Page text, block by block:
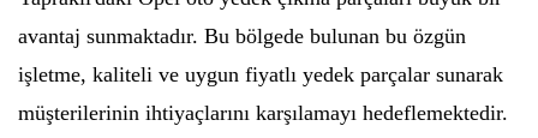
avantaj sunmaktadır. Bu bölgede bulunan bu özgün
işletme, kaliteli ve uygun fiyatlı yedek parçalar sunarak
müşterilerinin ihtiyaçlarını karşılamayı hedeflemektedir.